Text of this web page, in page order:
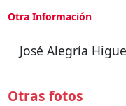
Otra Información
José Alegría
Otras fotos